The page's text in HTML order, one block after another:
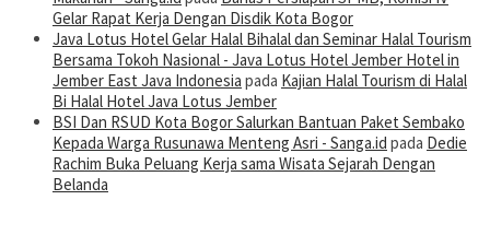
Gelar Rapat Kerja Dengan Disdik Kota Bogor
Java Lotus Hotel Gelar Halal Bihalal dan Seminar Halal Tourism
Bersama Tokoh Nasional - Java Lotus Hotel Jember Hotel in
Jember East Java Indonesia pada Kajian Halal Tourism di Halal
Bi Halal Hotel Java Lotus Jember
BSI Dan RSUD Kota Bogor Salurkan Bantuan Paket Sembako
Kepada Warga Rusunawa Menteng Asri - Sanga.id pada Dedie
Rachim Buka Peluang Kerja sama Wisata Sejarah Dengan
Belanda